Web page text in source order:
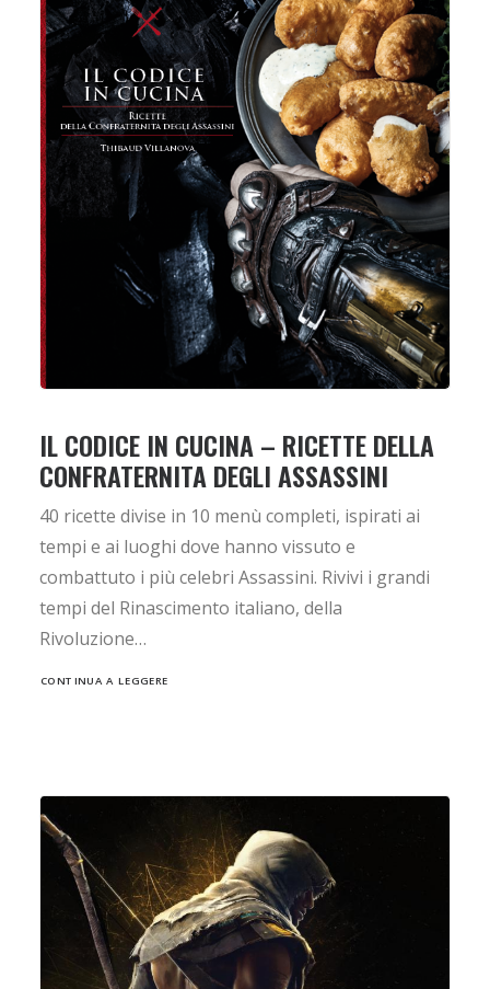
IL CODICE IN CUCINA – RICETTE DELLA
CONFRATERNITA DEGLI ASSASSINI
40 ricette divise in 10 menù completi, ispirati ai
tempi e ai luoghi dove hanno vissuto e
combattuto i più celebri Assassini. Rivivi i grandi
tempi del Rinascimento italiano, della
Rivoluzione…
CONTINUA A LEGGERE